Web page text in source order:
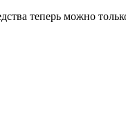
теперь можно